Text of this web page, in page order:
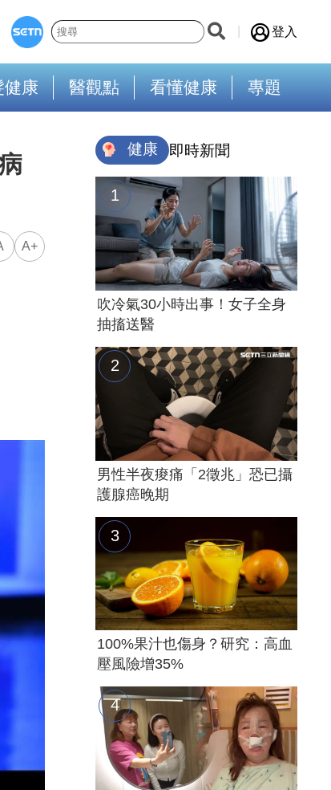
登入
健康 醫觀點 看懂健康 專題
A+
健康 即時新聞
吹冷氣30小時出事！女子全身
抽搐送醫
男性半夜痠痛「2徵兆」恐已攝
護腺癌晚期
100%果汁也傷身？研究：高血
壓風險增35%